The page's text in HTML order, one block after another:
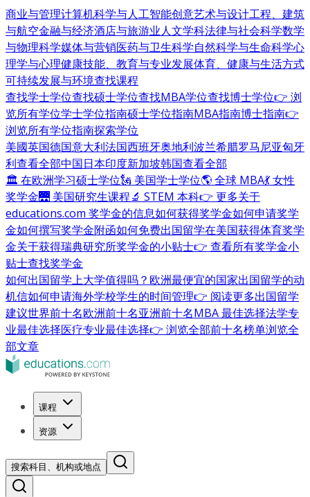
商业与管理计算机科学与人工智能创意艺术与设计工程、建筑
与航空金融与经济酒店与旅游业人文学科法律与社会科学数学
与物理科学媒体与营销医药与卫生科学自然科学与生命科学心
理学与心理健康技能、教育与专业发展体育、健康与生活方式
可持续发展与环境查找课程
查找学士学位查找硕士学位查找MBA学位查找博士学位👉 浏
览所有学位学士学位指南硕士学位指南MBA指南博士指南👉
浏览所有学位指南探索学位
美國英国德国意大利法国西班牙奥地利波兰希腊罗马尼亚匈牙
利查看全部中国日本印度新加坡韩国查看全部
🏛 在欧洲学习硕士学位🗽 美国学士学位🌎 全球 MBA💃 女性
奖学金🌉 美国研究生课程🔬 STEM 本科👉 更多关于
educations.com 奖学金的信息如何获得奖学金如何申请奖学
金如何撰写奖学金附函如何免费出国留学在美国获得体育奖学
金关于获得瑞典研究所奖学金的小贴士👉 查看所有奖学金小
贴士查找奖学金
如何出国留学上大学值得吗？ 欧洲最便宜的国家出国留学的动
机信如何申请海外学校学生的时间管理👉 阅读更多出国留学
建议世界前十名欧洲前十名亚洲前十名MBA 最佳选择法学专
业最佳选择医疗专业最佳选择👉 浏览全部前十名榜单浏览全
部文章
课程
资源
搜索科目、机构或地点